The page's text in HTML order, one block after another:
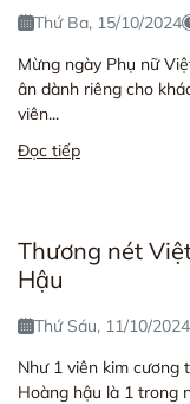
Thứ Ba, 15/10/2024
Mừng ngày Phụ nữ
ân dành riêng cho
viên...
Đọc tiếp
Thương nét
Hậu
Thứ Sáu, 11/10/2024
Như 1 viên kim cương
Hoàng hậu là 1 trong